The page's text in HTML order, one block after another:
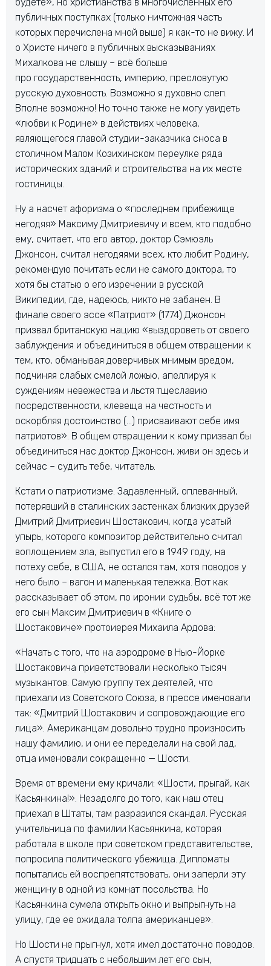
публичных поступках (только ничтожная часть
которых перечислена мной выше) я как-то не вижу. И
о Христе ничего в публичных высказываниях
Михалкова не слышу – всё больше
про государственность, империю, пресловутую
русскую духовность. Возможно я духовно слеп.
Вполне возможно! Но точно также не могу увидеть
«любви к Родине» в действиях человека,
являющегося главой студии-заказчика сноса в
столичном Малом Козихинском переулке ряда
исторических зданий и строительства на их месте
гостиницы.
Ну а насчет афоризма о «последнем прибежище
негодяя» Максиму Дмитриевичу и всем, кто подобно
ему, считает, что его автор, доктор Сэмюэль
Джонсон, считал негодяями всех, кто любит Родину,
рекомендую почитать если не самого доктора, то
хотя бы статью о его изречении в русской
Википедии, где, надеюсь, никто не забанен. В
финале своего эссе «Патриот» (1774) Джонсон
призвал британскую нацию «выздороветь от своего
заблуждения и объединиться в общем отвращении к
тем, кто, обманывая доверчивых мнимым вредом,
подчиняя слабых смелой ложью, апеллируя к
суждениям невежества и льстя тщеславию
посредственности, клевеща на честность и
оскорбляя достоинство (…) присваивают себе имя
патриотов». В общем отвращении к кому призвал бы
объединиться нас доктор Джонсон, живи он здесь и
сейчас – судить тебе, читатель.
Кстати о патриотизме. Задавленный, оплеванный,
потерявший в сталинских застенках близких друзей
Дмитрий Дмитриевич Шостакович, когда усатый
упырь, которого композитор действительно считал
воплощением зла, выпустил его в 1949 году, на
потеху себе, в США, не остался там, хотя поводов у
него было – вагон и маленькая тележка. Вот как
рассказывает об этом, по иронии судьбы, всё тот же
его сын Максим Дмитриевич в «Книге о
Шостаковиче» протоиерея Михаила Ардова:
«Начать с того, что на аэродроме в Нью-Йорке
Шостаковича приветствовали несколько тысяч
музыкантов. Самую группу тех деятелей, что
приехали из Советского Союза, в прессе именовали
так: «Дмитрий Шостакович и сопровождающие его
лица». Американцам довольно трудно произносить
нашу фамилию, и они ее переделали на свой лад,
отца именовали сокращенно — Шости.
Время от времени ему кричали: «Шости, прыгай, как
Касьянкина!». Незадолго до того, как наш отец
приехал в Штаты, там разразился скандал. Русская
учительница по фамилии Касьянкина, которая
работала в школе при советском представительстве,
попросила политического убежища. Дипломаты
попытались ей воспрепятствовать, они заперли эту
женщину в одной из комнат посольства. Но
Касьянкина сумела открыть окно и выпрыгнуть на
улицу, где ее ожидала толпа американцев».
Но Шости не прыгнул, хотя имел достаточно поводов.
А спустя тридцать с небольшим лет его сын,